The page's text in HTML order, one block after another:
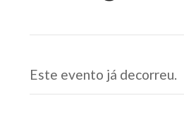
Este evento já decorreu.